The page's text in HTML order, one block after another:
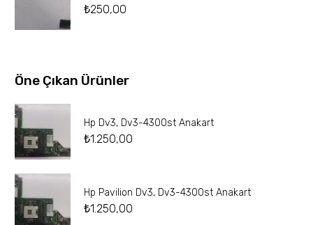
₺250,00
Öne Çıkan Ürünler
Hp Dv3, Dv3-4300st Anakart
₺1.250,00
Hp Pavilion Dv3, Dv3-4300st Anakart
₺1.250,00